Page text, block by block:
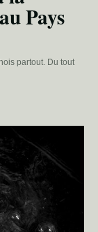
Pays
partout. Du tout